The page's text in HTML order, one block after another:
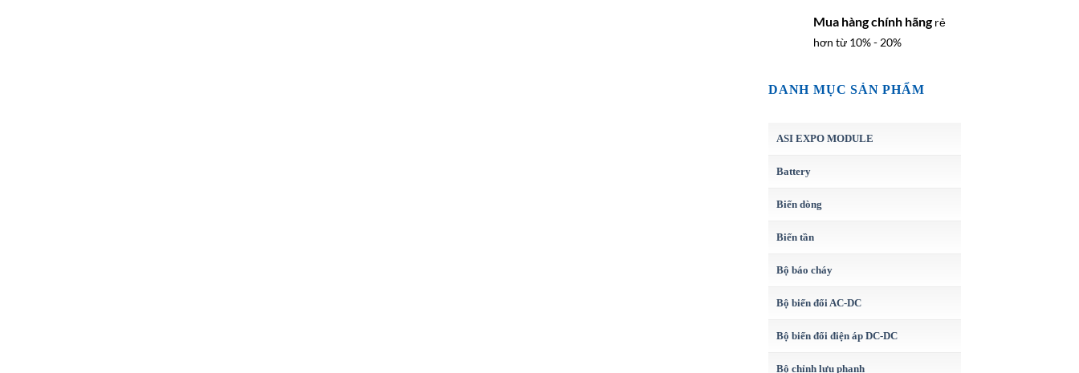
Mua hàng chính hãng rẻ
hơn từ 10% - 20%
DANH MỤC SẢN PHẨM
ASI EXPO MODULE
Battery
Biến dòng
Biến tần
Bộ báo cháy
Bộ biến đổi AC-DC
Bộ biến đổi điện áp DC-DC
Bộ chỉnh lưu phanh